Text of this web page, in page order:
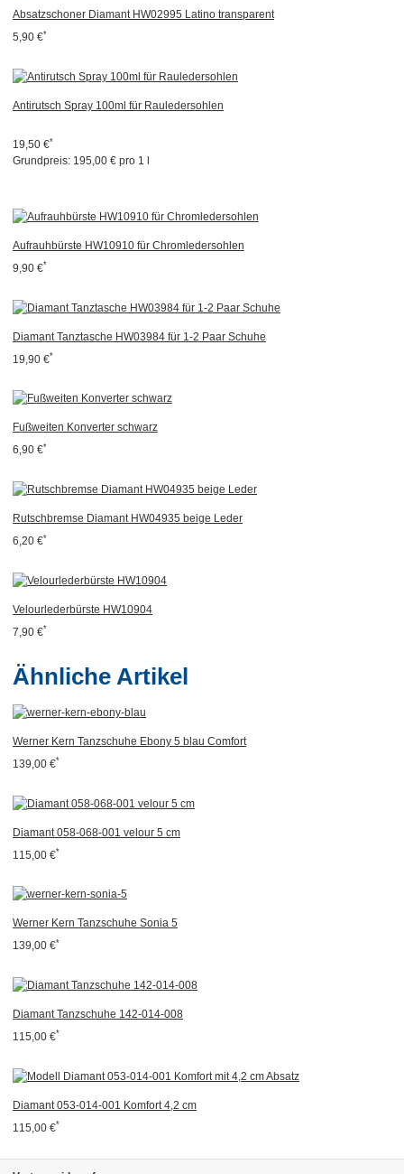
Absatzschoner Diamant HW02995 Latino transparent
5,90 €*
Antirutsch Spray 100ml für Rauledersohlen
19,50 €*
Grundpreis: 195,00 € pro 1 l
Aufrauhbürste HW10910 für Chromledersohlen
9,90 €*
Diamant Tanztasche HW03984 für 1-2 Paar Schuhe
19,90 €*
Fußweiten Konverter schwarz
6,90 €*
Rutschbremse Diamant HW04935 beige Leder
6,20 €*
Velourlederbürste HW10904
7,90 €*
Ähnliche Artikel
Werner Kern Tanzschuhe Ebony 5 blau Comfort
139,00 €*
Diamant 058-068-001 velour 5 cm
115,00 €*
Werner Kern Tanzschuhe Sonia 5
139,00 €*
Diamant Tanzschuhe 142-014-008
115,00 €*
Diamant 053-014-001 Komfort 4,2 cm
115,00 €*